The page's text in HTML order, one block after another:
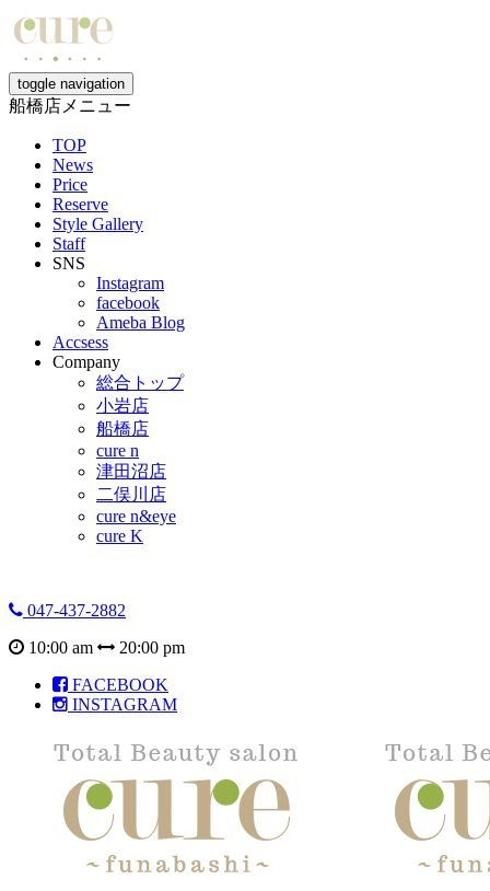
toggle navigation
船橋店メニュー
TOP
News
Price
Reserve
Style Gallery
Staff
SNS
Instagram
facebook
Ameba Blog
Accsess
Company
総合トップ
小岩店
船橋店
cure n
津田沼店
二俣川店
cure n&eye
cure K
047-437-2882
10:00 am
20:00 pm
FACEBOOK
INSTAGRAM